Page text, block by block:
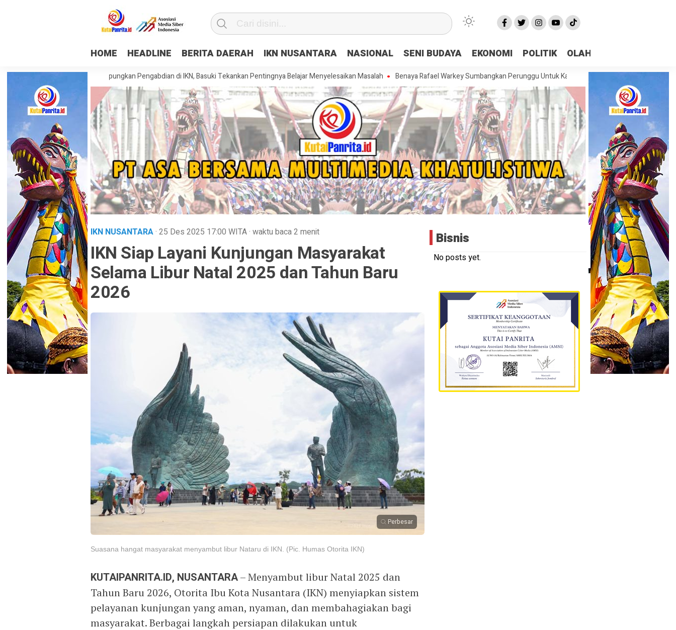
HOME HEADLINE BERITA DAERAH IKN NUSANTARA NASIONAL SENI BUDAYA EKONOMI POLITIK OLAHRAGA
KKN Tematik Rampungkan Pengabdian di IKN, Basuki Tekankan Pentingnya Belajar Menyelesaikan Masalah Benaya Rafael Warkey Sumbangkan Perunggu Untuk Kaltim Di Asian Taekwondo Indonesia Open
IKN NUSANTARA· 25 Des 2025 17:00 WITA· waktu baca 2 menit
IKN Siap Layani Kunjungan Masyarakat
Selama Libur Natal 2025 dan Tahun Baru
2026
Perbesar
Suasana hangat masyarakat menyambut libur Nataru di IKN. (Pic. Humas Otorita IKN)
KUTAIPANRITA.ID, NUSANTARA– Menyambut libur Natal 2025 dan
Tahun Baru 2026, Otorita Ibu Kota Nusantara (IKN) menyiapkan sistem
pelayanan kunjungan yang aman, nyaman, dan membahagiakan bagi
masyarakat. Berbagai langkah persiapan dilakukan untuk
Bisnis
No posts yet.